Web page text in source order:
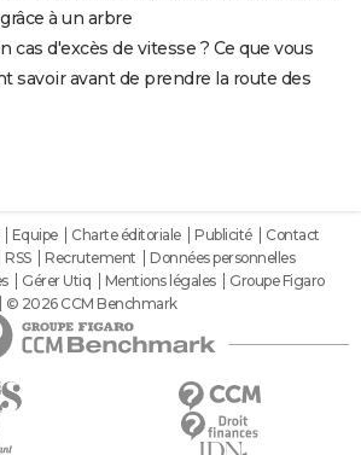
à un arbre
cas d'excès de vitesse ? Ce que vous
savoir avant de prendre la route des
Equipe Charte éditoriale Publicité
Contact
RSS Recrutement
Données personnelles
Gérer Utiq Mentions légales
Groupe Figaro
© 2026 CCM Benchmark